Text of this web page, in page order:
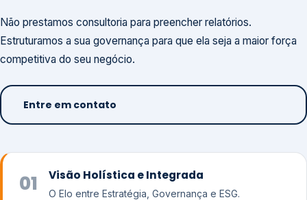
Não prestamos consultoria para preencher relatórios.
Estruturamos a sua governança para que ela seja a maior força
competitiva do seu negócio.
Entre em contato
01 Visão Holística e Integrada
O Elo entre Estratégia, Governança e ESG.